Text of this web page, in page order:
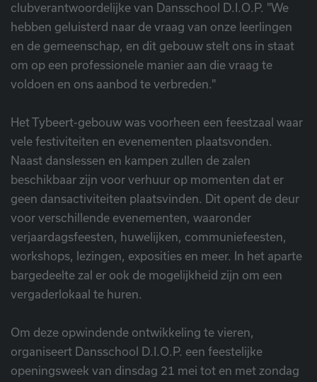
clubverantwoordelijke van Dansschool D.I.O.P. "We
hebben geluisterd naar de vraag van onze leerlingen
en de gemeenschap, en dit gebouw stelt ons in staat
om op een professionele manier aan die vraag te
voldoen en ons aanbod te verbreden."
Het Tybeert-gebouw was voorheen een feestzaal waar
vele festiviteiten en evenementen plaatsvonden.
Naast danslessen en kampen zullen de zalen
beschikbaar zijn voor verhuur op momenten dat er
geen dansactiviteiten plaatsvinden. Dit opent de deur
voor verschillende evenementen, waaronder
verjaardagsfeesten, huwelijken, communiefeesten,
workshops, lezingen, exposities en meer. In het aparte
bargedeelte zal er ook de mogelijkheid zijn om een
vergaderlokaal te huren.
Om deze opwindende ontwikkeling te vieren,
organiseert Dansschool D.I.O.P. een feestelijke
openingsweek van dinsdag 21 mei tot en met zondag